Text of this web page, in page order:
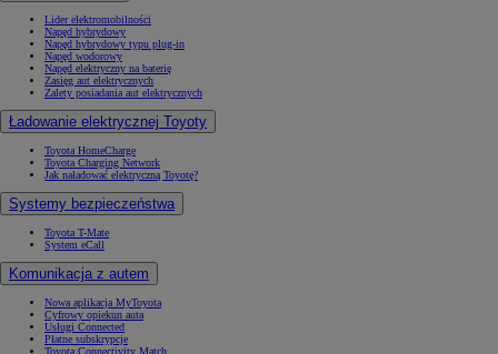
Lider elektromobilności
Napęd hybrydowy
Napęd hybrydowy typu plug-in
Napęd wodorowy
Napęd elektryczny na baterię
Zasięg aut elektrycznych
Zalety posiadania aut elektrycznych
Ładowanie elektrycznej Toyoty
Toyota HomeCharge
Toyota Charging Network
Jak naładować elektryczną Toyotę?
Systemy bezpieczeństwa
Toyota T-Mate
System eCall
Komunikacja z autem
Nowa aplikacja MyToyota
Cyfrowy opiekun auta
Usługi Connected
Płatne subskrypcje
Toyota Connectivity Match